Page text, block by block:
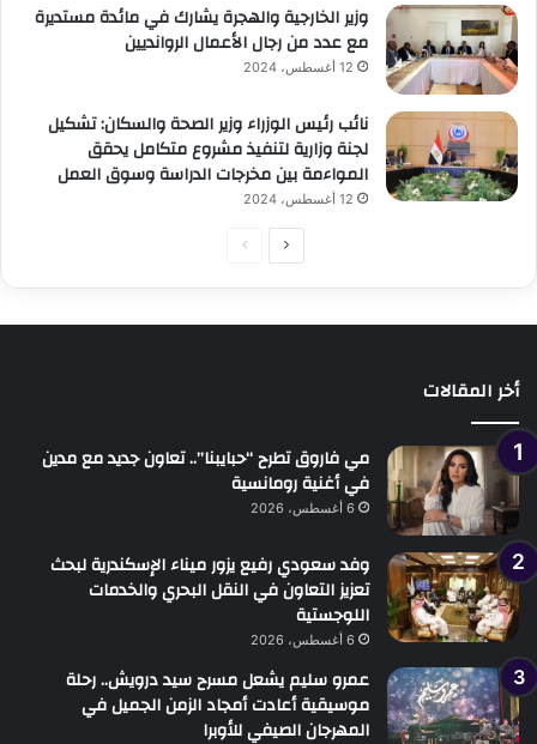
وزير الخارجية والهجرة يشارك في مائدة مستديرة
مع عدد من رجال الأعمال الروانديين
12 أغسطس، 2024
نائب رئيس الوزراء وزير الصحة والسكان: تشكيل
لجنة وزارية لتنفيذ مشروع متكامل يحقق
المواءمة بين مخرجات الدراسة وسوق العمل
12 أغسطس، 2024
الصفحةالصفحة
أخر المقالات
مي فاروق تطرح “حبايبنا”.. تعاون جديد مع مدين
في أغنية رومانسية
6 أغسطس، 2026
وفد سعودي رفيع يزور ميناء الإسكندرية لبحث
تعزيز التعاون في النقل البحري والخدمات
اللوجستية
6 أغسطس، 2026
عمرو سليم يشعل مسرح سيد درويش.. رحلة
موسيقية أعادت أمجاد الزمن الجميل في
المهرجان الصيفي للأوبرا